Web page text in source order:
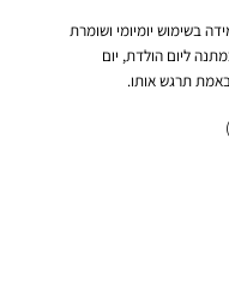
בשימוש יומיומי ושומרת
ליום הולדת, יום
תרגש אותו.